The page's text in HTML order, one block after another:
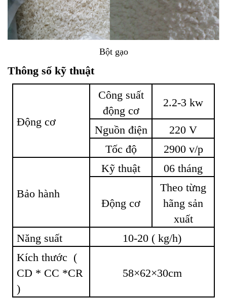
Bột gạo
Thông số kỹ thuật
Động cơ
Công suất
động cơ
2.2-3 kw
Nguồn điện
220 V
Tốc độ
2900 v/p
Bảo hành
Kỹ thuật 06 tháng
Động cơ
Theo từng
hãng sản
xuất
Năng suất
10-20 ( kg/h)
Kích thước (
CD * CC *CR
)
58×62×30cm